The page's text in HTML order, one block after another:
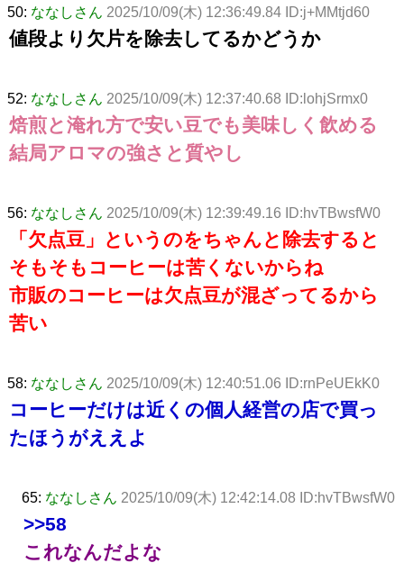
50: ななしさん 2025/10/09(木) 12:36:49.84 ID:j+MMtjd60
値段より欠片を除去してるかどうか
52: ななしさん 2025/10/09(木) 12:37:40.68 ID:lohjSrmx0
焙煎と淹れ方で安い豆でも美味しく飲める
結局アロマの強さと質やし
56: ななしさん 2025/10/09(木) 12:39:49.16 ID:hvTBwsfW0
「欠点豆」というのをちゃんと除去すると
そもそもコーヒーは苦くないからね
市販のコーヒーは欠点豆が混ざってるから
苦い
58: ななしさん 2025/10/09(木) 12:40:51.06 ID:rnPeUEkK0
コーヒーだけは近くの個人経営の店で買っ
たほうがええよ
65: ななしさん 2025/10/09(木) 12:42:14.08 ID:hvTBwsfW0
>>58
これなんだよな